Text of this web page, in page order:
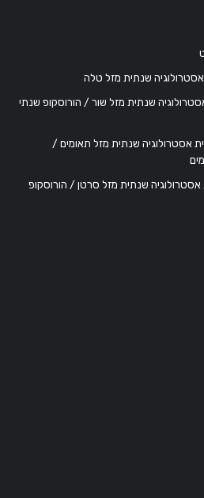
/ תחזית אסטרולוגיה שנתית מזל שור / הורוסקופ שנתי
/ תחזית אסטרולוגיה שנתית מזל תאומים /
/ תחזית אסטרולוגיה שנתית מזל סרטן / הורוסקופ